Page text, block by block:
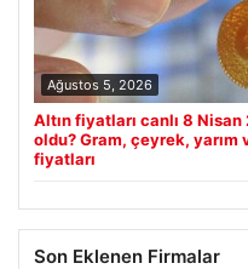
Ağustos 5, 2026
Altın fiyatları canlı 8
oldu? Gram, çeyrek, yarım
fiyatları
Son Eklenen Firmalar